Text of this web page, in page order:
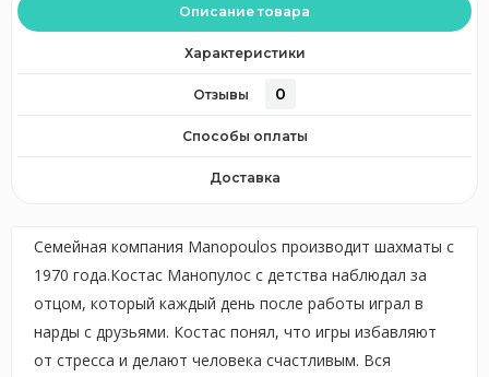
Описание товара
Характеристики
Отзывы 0
Способы оплаты
Доставка
Семейная компания Manopoulos производит шахматы с
1970 года.Костас Манопулос с детства наблюдал за
отцом, который каждый день после работы играл в
нарды с друзьями. Костас понял, что игры избавляют
от стресса и делают человека счастливым. Вся